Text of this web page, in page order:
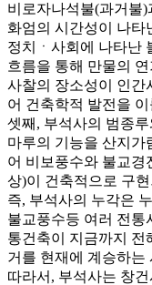
비로자나석불(과거불
화엄의 시간성이 나타
정치ㆍ사회에 나타난
흐름을 통해 만물의
사찰의 장소성이 인간
어 건축학적 발전을
셋째, 부석사의 범종
마루의 기능을 산지가
어 비보풍수와 불교경
상)이 건축적으로 구
즉, 부석사의 누각은
불교풍수등 여러 전통
통건축이 지금까지 전
거를 현재에 계승하는
따라서, 부석사는 창